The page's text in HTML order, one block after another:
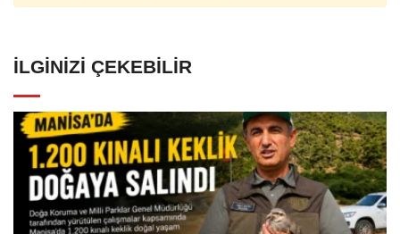
İLGINIZI ÇEKEBILIR